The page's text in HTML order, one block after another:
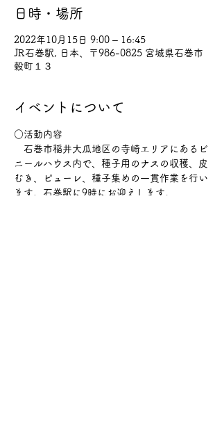
日時・場所
2022年10月15日 9:00 – 16:45
JR石巻駅, 日本、〒986-0825 宮城県石巻市
穀町１３
イベントについて
○活動内容
石巻市稲井大瓜地区の寺崎エリアにあるビ
ニールハウス内で、種子用のナスの収穫、皮
むき、ピューレ、種子集めの一貫作業を行い
ます。石巻駅に9時にお迎えします。